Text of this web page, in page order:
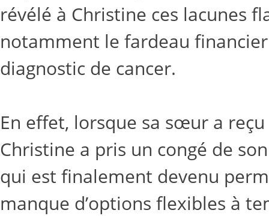
révélé à Christine ces lacunes
notamment le fardeau
diagnostic de cancer.
En effet, lorsque sa sœur a
Christine a pris un congé de
qui est finalement devenu
manque d’options flexibles à